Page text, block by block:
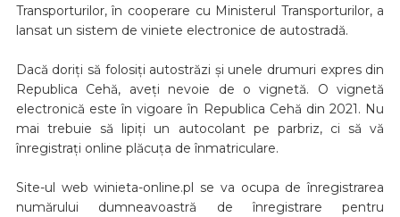
Transporturilor, în cooperare cu Ministerul Transporturilor, a
lansat un sistem de viniete electronice de autostradă.
Dacă doriți să folosiți autostrăzi și unele drumuri expres din
Republica Cehă, aveți nevoie de o vignetă. O vignetă
electronică este în vigoare în Republica Cehă din 2021. Nu
mai trebuie să lipiți un autocolant pe parbriz, ci să vă
înregistrați online plăcuța de înmatriculare.
Site-ul web winieta-online.pl se va ocupa de înregistrarea
numărului dumneavoastră de înregistrare pentru